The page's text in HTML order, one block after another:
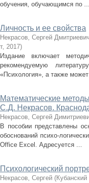
обучения, обучающимся по ...
Личность и ее свойства
Некрасов, Сергей Дмитриевич
т, 2017)
Издание включает
рекомендуемую
«Психология», а также
Математические
С.Д. Некрасов.
Некрасов, Сергей
В пособии представлены
обоснований психо-
Office Excel. Адресуется ...
Психологический
Некрасов, Сергей (Кубанский